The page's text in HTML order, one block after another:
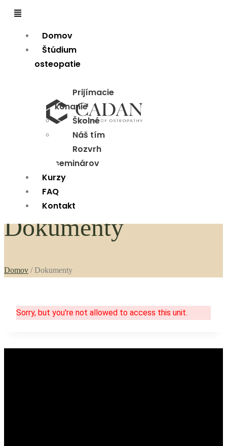
Domov
Štúdium
osteopatie
Prijímacie
konanie
Školné
Náš tím
Rozvrh
seminárov
Kurzy
FAQ
Kontakt
Dokumenty
Domov / Dokumenty
Sorry, but you're not allowed to access this unit.